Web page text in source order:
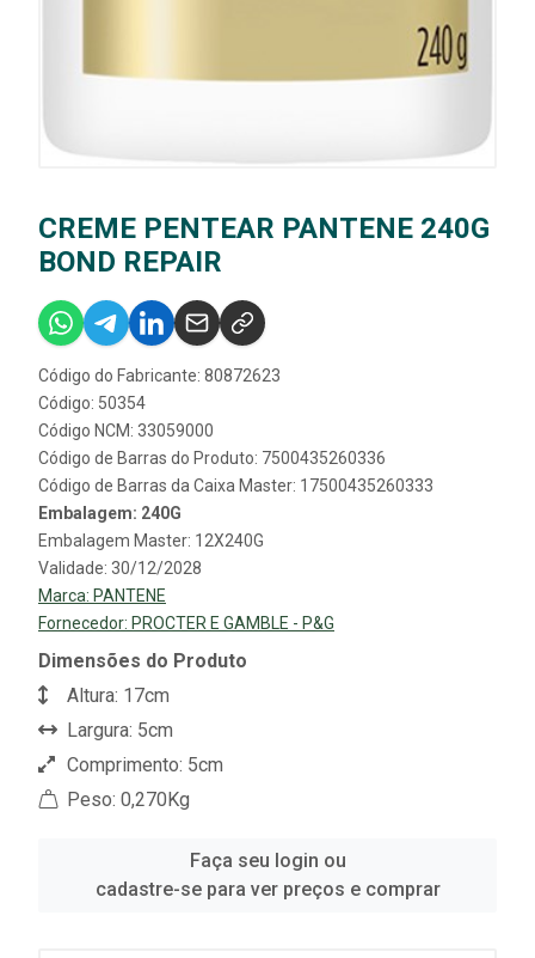
CREME PENTEAR PANTENE 240G
BOND REPAIR
Código do Fabricante: 80872623
Código: 50354
Código NCM: 33059000
Código de Barras do Produto: 7500435260336
Código de Barras da Caixa Master: 17500435260333
Embalagem: 240G
Embalagem Master: 12X240G
Validade: 30/12/2028
Marca: PANTENE
Fornecedor: PROCTER E GAMBLE - P&G
Dimensões do Produto
Altura: 17cm
Largura: 5cm
Comprimento: 5cm
Peso: 0,270Kg
Faça seu login ou
cadastre-se para ver preços e comprar